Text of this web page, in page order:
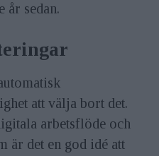
år sedan.
att välja bort det.
arbetsflöde och
är det en god idé att